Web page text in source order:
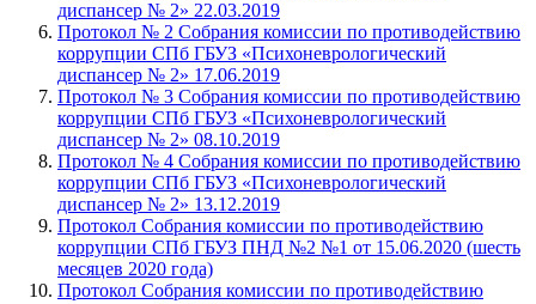
диспансер № 2» 22.03.2019
Протокол № 2 Собрания комиссии по противодействию
коррупции СПб ГБУЗ «Психоневрологический
диспансер № 2» 17.06.2019
Протокол № 3 Собрания комиссии по противодействию
коррупции СПб ГБУЗ «Психоневрологический
диспансер № 2» 08.10.2019
Протокол № 4 Собрания комиссии по противодействию
коррупции СПб ГБУЗ «Психоневрологический
диспансер № 2» 13.12.2019
Протокол Собрания комиссии по противодействию
коррупции СПб ГБУЗ ПНД №2 №1 от 15.06.2020 (шесть
месяцев 2020 года)
Протокол Собрания комиссии по противодействию